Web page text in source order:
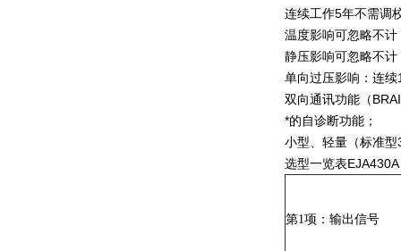
连续工作5年不需调
温度影响可忽略不计
静压影响可忽略不计
单向过压影响：连
双向通讯功能（
*的自诊断功能；
小型、轻量（标准
选型一览表
第1项：输出信号